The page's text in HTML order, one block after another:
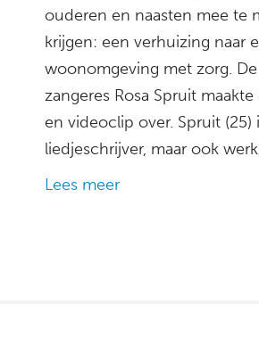
ouderen en naasten mee te
krijgen: een verhuizing naar
woonomgeving met zorg. De
zangeres Rosa Spruit
en videoclip over. Spruit (25)
liedjeschrijver, maar ook
Lees meer